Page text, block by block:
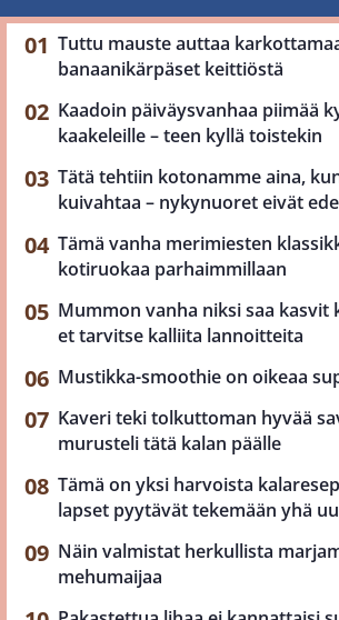
Tuttu mauste auttaa
banaanikärpäset keittiöstä
Kaadoin päiväysvanhaa piimää
kaakeleille – teen kyllä toistekin
Tätä tehtiin kotonamme aina,
kuivahtaa – nykynuoret eivät
Tämä vanha merimiesten
kotiruokaa parhaimmillaan
Mummon vanha niksi saa kasvit
et tarvitse kalliita lannoitteita
Mustikka-smoothie on oikeaa
Kaveri teki tolkuttoman hyvää
murusteli tätä kalan päälle
Tämä on yksi harvoista
lapset pyytävät tekemään yhä
Näin valmistat herkullista
mehumaijaa